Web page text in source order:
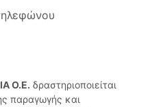
Ο.Ε. δραστηριοποιείται
παραγωγής και